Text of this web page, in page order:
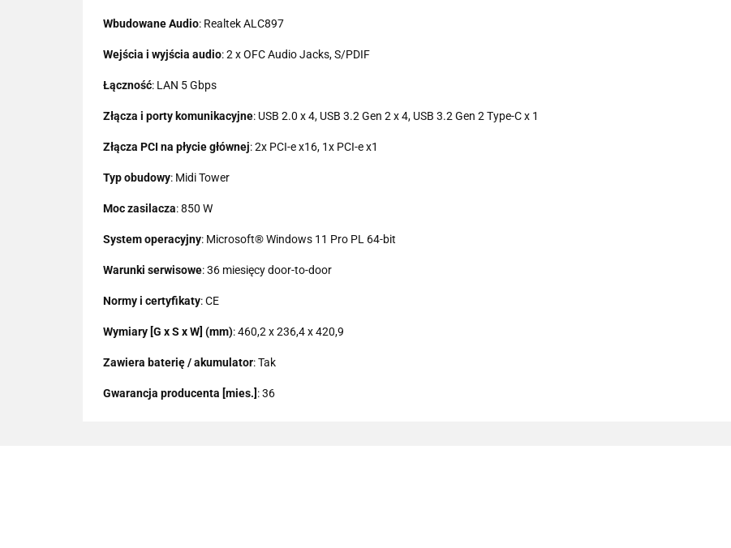
Wbudowane Audio: Realtek ALC897
Wejścia i wyjścia audio: 2 x OFC Audio Jacks, S/PDIF
Łączność: LAN 5 Gbps
Złącza i porty komunikacyjne: USB 2.0 x 4, USB 3.2 Gen 2 x 4, USB 3.2 Gen 2 Type-C x 1
Złącza PCI na płycie głównej: 2x PCI-e x16, 1x PCI-e x1
Typ obudowy: Midi Tower
Moc zasilacza: 850 W
System operacyjny: Microsoft® Windows 11 Pro PL 64-bit
Warunki serwisowe: 36 miesięcy door-to-door
Normy i certyfikaty: CE
Wymiary [G x S x W] (mm): 460,2 x 236,4 x 420,9
Zawiera baterię / akumulator: Tak
Gwarancja producenta [mies.] : 36